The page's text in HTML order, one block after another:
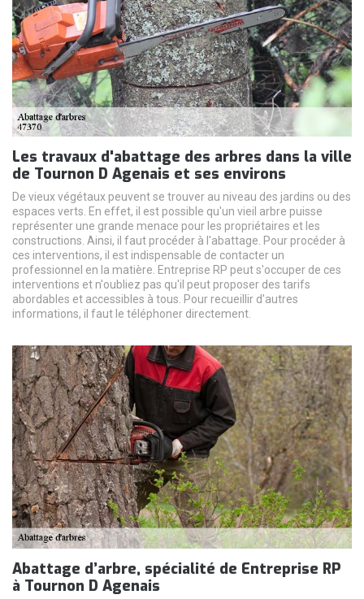
Les travaux d'abattage des arbres dans la ville
de Tournon D Agenais et ses environs
De vieux végétaux peuvent se trouver au niveau des jardins ou des
espaces verts. En effet, il est possible qu'un vieil arbre puisse
représenter une grande menace pour les propriétaires et les
constructions. Ainsi, il faut procéder à l'abattage. Pour procéder à
ces interventions, il est indispensable de contacter un
professionnel en la matière. Entreprise RP peut s'occuper de ces
interventions et n'oubliez pas qu'il peut proposer des tarifs
abordables et accessibles à tous. Pour recueillir d'autres
informations, il faut le téléphoner directement.
Abattage d’arbre, spécialité de Entreprise RP
à Tournon D Agenais